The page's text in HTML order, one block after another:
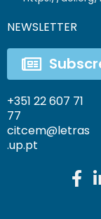
NEWSLETTER
+351 22 607 71
77
citcem@letras
.up.pt